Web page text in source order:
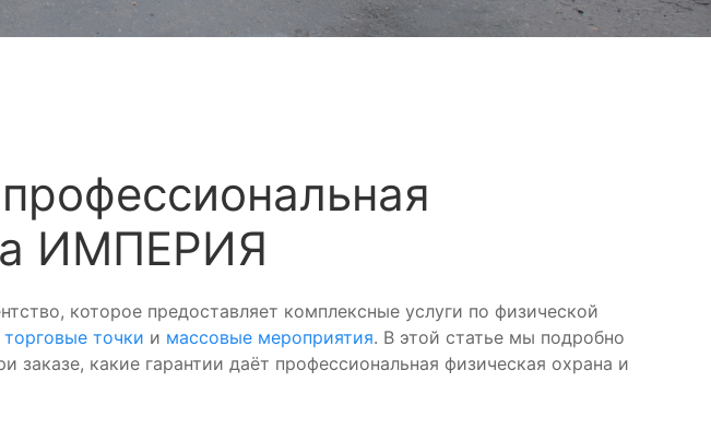
ИМПЕРИЯ
которое предоставляет комплексные услуги по физической
торговые точки и массовые мероприятия. В этой статье мы подробно
какие гарантии даёт профессиональная физическая охрана и